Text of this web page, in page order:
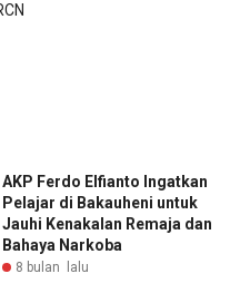
AKP Ferdo Elfianto Ingatkan
Pelajar di Bakauheni untuk
Jauhi Kenakalan Remaja dan
Bahaya Narkoba
8 bulan lalu